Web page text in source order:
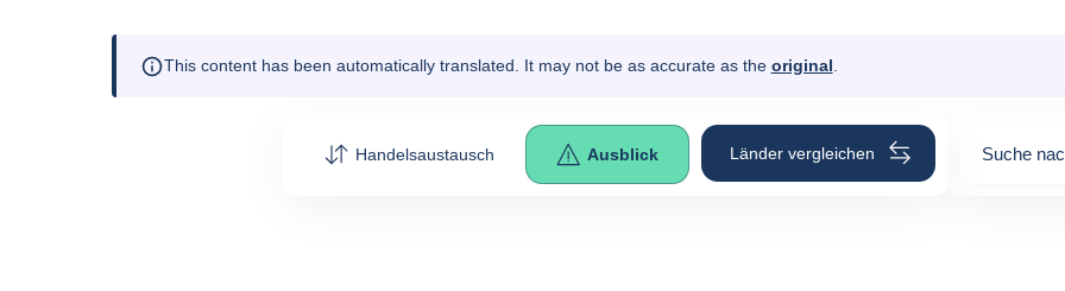
This content has been automatically translated. It may not be as accurate as the original
Handelsaustausch Ausblick Länder vergleichen Suche